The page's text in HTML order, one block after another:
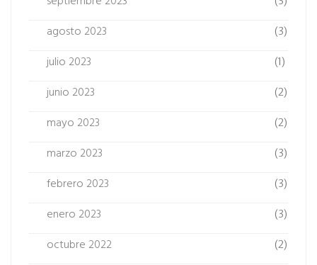
agosto 2023 (3)
julio 2023 (1)
junio 2023 (2)
mayo 2023 (2)
marzo 2023 (3)
febrero 2023 (3)
enero 2023 (3)
octubre 2022 (2)